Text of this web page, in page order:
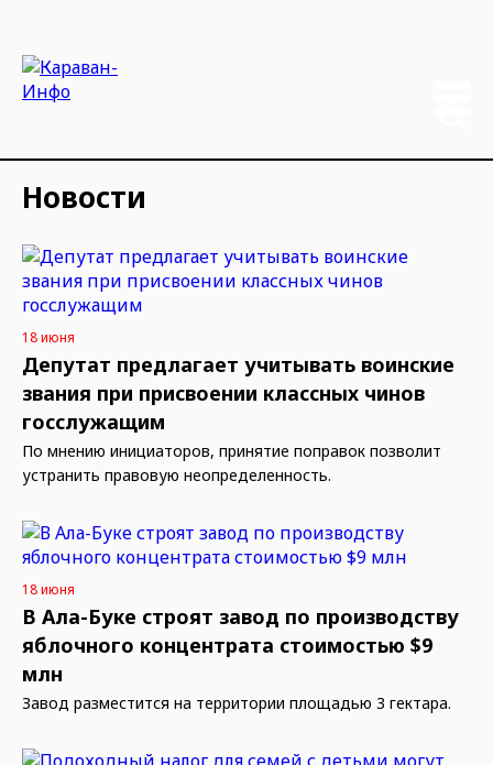
Новости
18 июня
Депутат предлагает учитывать воинские
звания при присвоении классных чинов
госслужащим
По мнению инициаторов, принятие поправок позволит
устранить правовую неопределенность.
18 июня
В Ала-Буке строят завод по производству
яблочного концентрата стоимостью $9
млн
Завод разместится на территории площадью 3 гектара.